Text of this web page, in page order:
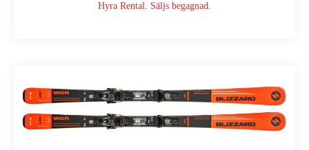
Hyra Rental. Säljs begagnad.